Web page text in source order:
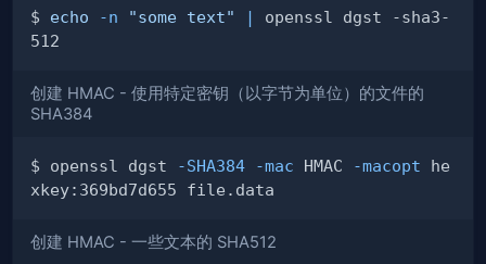
$ echo -n "some text" |
openssl dgst -sha3-
创建 HMAC - 使用特定密钥（以字节为单位）的文件的
SHA384
$ openssl dgst -SHA384 -mac HMAC -macopt he
创建 HMAC - 一些文本的 SHA512